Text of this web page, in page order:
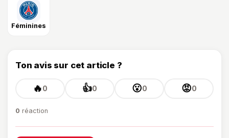
Féminines
Ton avis sur cet article ?
🔥0 👍0 😮0 😡0
0 réaction